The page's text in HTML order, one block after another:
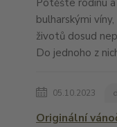
Potěšte rodinu
bulharskými
životů dosud
Do jednoho z
05.10.2023
Originální